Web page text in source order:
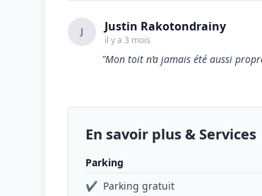
J Justin Rakotondrainy
il y a 3 mois
"Mon toit n’a jamais été aussi
En savoir plus & Services
Parking
✔ Parking gratuit